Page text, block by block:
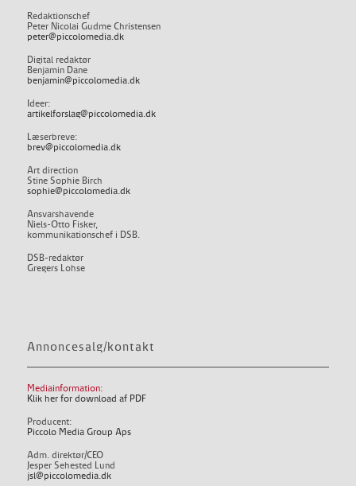
Redaktionschef
Peter Nicolai Gudme Christensen
peter@piccolomedia.dk
Digital redaktør
Benjamin Dane
benjamin@piccolomedia.dk
Ideer:
artikelforslag@piccolomedia.dk
Læserbreve:
brev@piccolomedia.dk
Art direction
Stine Sophie Birch
sophie@piccolomedia.dk
Ansvarshavende
Niels-Otto Fisker,
kommunikationschef i DSB.
DSB-redaktør
Gregers Lohse
Annoncesalg/kontakt
Mediainformation:
Klik her for download af PDF
Producent:
Piccolo Media Group Aps
Adm. direktør/CEO
Jesper Sehested Lund
jsl@piccolomedia.dk